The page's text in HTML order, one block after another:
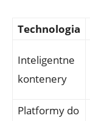
Technologia
Inteligentne
kontenery
Platformy do